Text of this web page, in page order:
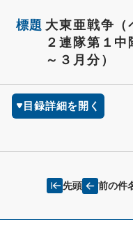
標題 大東亜戦争
２連隊第１
～３月分）
目録詳細を開く
先頭 前の件